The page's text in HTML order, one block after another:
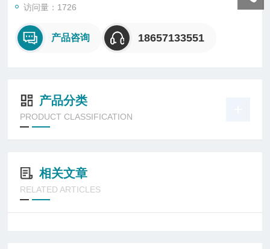
访问量：1726
产品咨询 18657133551
产品分类
PRODUCT CLASSIFICATION
相关文章
RELATED ARTICLES